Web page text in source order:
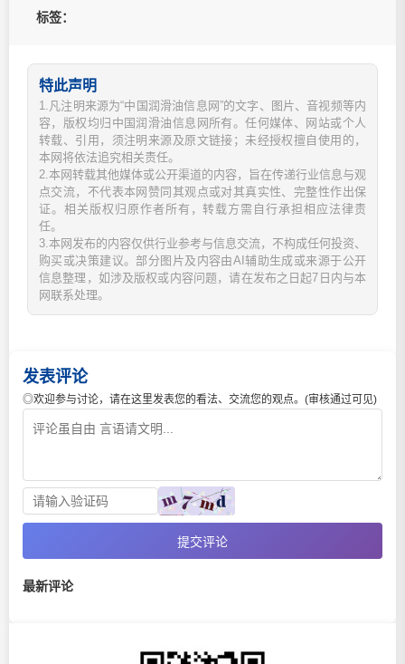
标签：
特此声明
1.凡注明来源为“中国润滑油信息网”的文字、图片、音视频等内
容，版权均归中国润滑油信息网所有。任何媒体、网站或个人
转载、引用，须注明来源及原文链接；未经授权擅自使用的，
本网将依法追究相关责任。
2.本网转载其他媒体或公开渠道的内容，旨在传递行业信息与观
点交流，不代表本网赞同其观点或对其真实性、完整性作出保
证。相关版权归原作者所有，转载方需自行承担相应法律责
任。
3.本网发布的内容仅供行业参考与信息交流，不构成任何投资、
购买或决策建议。部分图片及内容由AI辅助生成或来源于公开
信息整理，如涉及版权或内容问题，请在发布之日起7日内与本
网联系处理。
发表评论
◎欢迎参与讨论，请在这里发表您的看法、交流您的观点。(审核通过可见)
提交评论
最新评论